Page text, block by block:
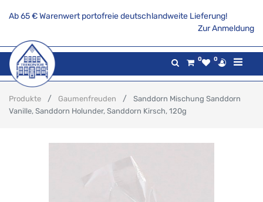
Ab 65 € Warenwert portofreie deutschlandweite Lieferung!
Zur Anmeldung
0 0
Produkte Gaumenfreuden
Sanddorn Mischung Sanddorn
Vanille, Sanddorn Holunder, Sanddorn Kirsch, 120g